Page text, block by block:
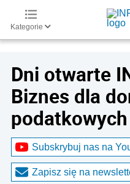
Kategorie
Dni otwarte
Biznes dla
podatkowych
Subskrybuj nas na
Zapisz się na